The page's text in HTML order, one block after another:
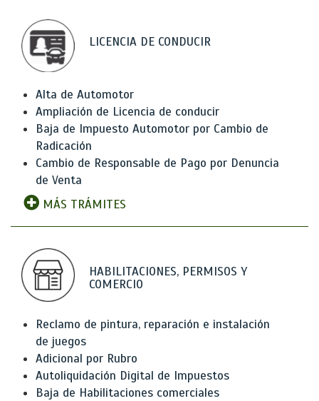
LICENCIA DE CONDUCIR
Alta de Automotor
Ampliación de Licencia de conducir
Baja de Impuesto Automotor por Cambio de
Radicación
Cambio de Responsable de Pago por Denuncia
de Venta
MÁS TRÁMITES
HABILITACIONES, PERMISOS Y
COMERCIO
Reclamo de pintura, reparación e instalación
de juegos
Adicional por Rubro
Autoliquidación Digital de Impuestos
Baja de Habilitaciones comerciales